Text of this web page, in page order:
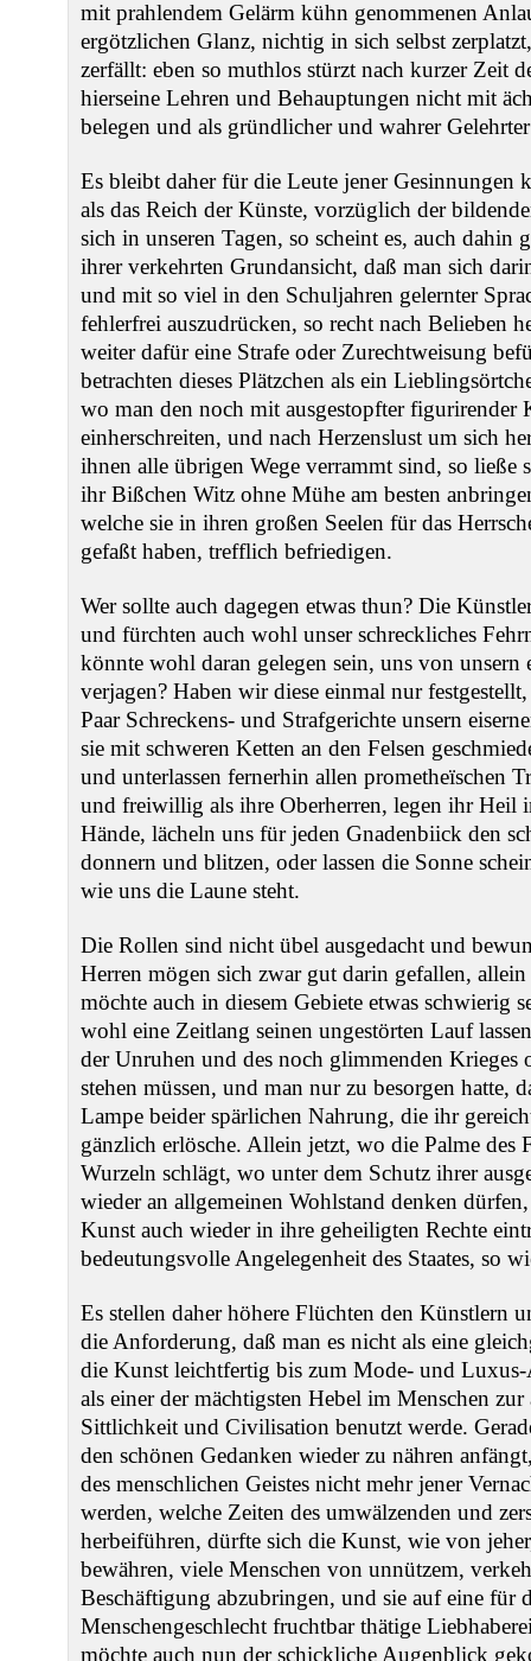
mit prahlendem Gelärm kühn genommenen
ergötzlichen Glanz, nichtig in sich selbst
zerfällt: eben so muthlos stürzt nach kurzer Zeit
hierseine Lehren und Behauptungen nicht mit
belegen und als gründlicher und wahrer
Es bleibt daher für die Leute jener Gesinnungen
als das Reich der Künste, vorzüglich der
sich in unseren Tagen, so scheint es, auch dahin
ihrer verkehrten Grundansicht, daß man sich
und mit so viel in den Schuljahren gelernter
fehlerfrei auszudrücken, so recht nach Belieben
weiter dafür eine Strafe oder Zurechtweisung
betrachten dieses Plätzchen als ein
wo man den noch mit ausgestopfter figurirender
einherschreiten, und nach Herzenslust um sich
ihnen alle übrigen Wege verrammt sind, so ließe
ihr Bißchen Witz ohne Mühe am besten
welche sie in ihren großen Seelen für das
gefaßt haben, trefflich befriedigen.
Wer sollte auch dagegen etwas thun? Die
und fürchten auch wohl unser schreckliches
könnte wohl daran gelegen sein, uns von
verjagen? Haben wir diese einmal nur
Paar Schreckens- und Strafgerichte unsern
sie mit schweren Ketten an den Felsen
und unterlassen fernerhin allen prometheïschen
und freiwillig als ihre Oberherren, legen ihr Heil
Hände, lächeln uns für jeden Gnadenbiick den
donnern und blitzen, oder lassen die Sonne
wie uns die Laune steht.
Die Rollen sind nicht übel ausgedacht und
Herren mögen sich zwar gut darin gefallen,
möchte auch in diesem Gebiete etwas schwierig
wohl eine Zeitlang seinen ungestörten Lauf
der Unruhen und des noch glimmenden Krieges
stehen müssen, und man nur zu besorgen hatte,
Lampe beider spärlichen Nahrung, die ihr
gänzlich erlösche. Allein jetzt, wo die Palme des
Wurzeln schlägt, wo unter dem Schutz ihrer
wieder an allgemeinen Wohlstand denken
Kunst auch wieder in ihre geheiligten Rechte
bedeutungsvolle Angelegenheit des Staates, so
Es stellen daher höhere Flüchten den Künstlern
die Anforderung, daß man es nicht als eine
die Kunst leichtfertig bis zum Mode- und
als einer der mächtigsten Hebel im Menschen
Sittlichkeit und Civilisation benutzt werde.
den schönen Gedanken wieder zu nähren
des menschlichen Geistes nicht mehr jener
werden, welche Zeiten des umwälzenden und
herbeiführen, dürfte sich die Kunst, wie von
bewähren, viele Menschen von unnützem,
Beschäftigung abzubringen, und sie auf eine für
Menschengeschlecht fruchtbar thätige
möchte auch nun der schickliche Augenblick